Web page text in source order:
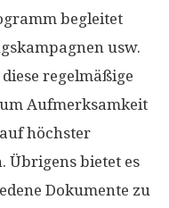
begleitet
usw.
regelmäßige
Aufmerksamkeit
höchster
Übrigens bietet es
Dokumente zu